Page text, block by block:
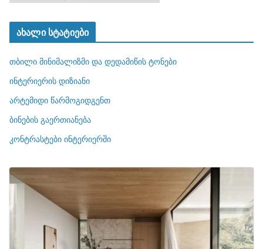
ა
ტ
ო
რ
ბ
ი
ახალი სტატიები
თბილი მინიმალიზმი და დედამიწის ტონები
ინტერიერის დიზიანი
არტემიდი წარმოგიდგენთ
ბინების გაერთიანება
კონტრასტები ინტერიერში